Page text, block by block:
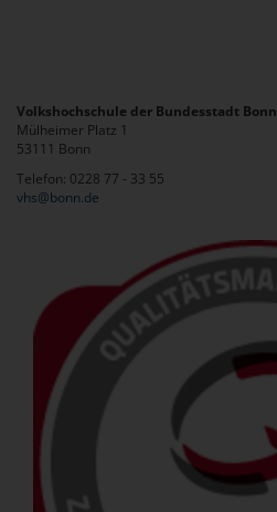
Volkshochschule der Bundesstadt Bonn
Mülheimer Platz 1
53111 Bonn
Telefon: 0228 77 - 33 55
vhs@bonn.de